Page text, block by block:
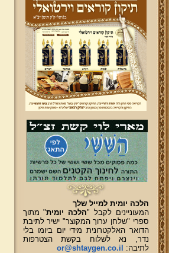
הלכה יומית למייל שלך
המעוניינים לקבל "הלכה יומית" מתוך
ספרי "שלחן ערוך המקוצר" ישיר לתיבת
הדואר האלקטרונית מידי יום ביומו בלי
נדר, נא לשלוח בקשת הצטרפות
לתיבה:
or@shtaygen.co.il